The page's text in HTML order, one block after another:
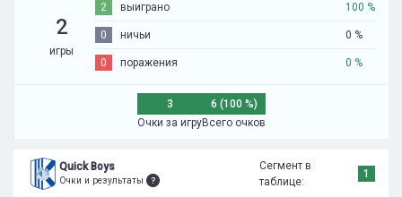
2
игры
2 выиграно 100 %
0 ничьи 0 %
0 поражения 0 %
3
Очки за игру
6 (100 %)
Всего очков
Quick Boys
Очки и результаты
Сегмент в
таблице:
1